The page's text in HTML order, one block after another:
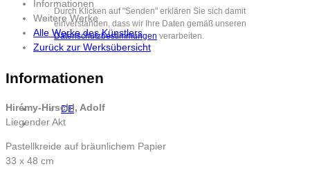
Durch Klicken auf "Senden" erklären Sie sich damit
einverstanden, dass wir Ihre Daten gemäß unseren
Datenschutzbestimmungen verarbeiten.
DE
Informationen
Weitere Werke
Alle Werke des Künstlers
Zurück zur Werksübersicht
Informationen
Hirémy-Hirschl, Adolf
Liegender Akt
Pastellkreide auf bräunlichem Papier
33 x 48 cm